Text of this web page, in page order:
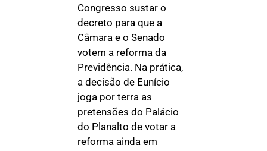
Congresso sustar o
decreto para que a
Câmara e o Senado
votem a reforma da
Previdência. Na prática,
a decisão de Eunício
joga por terra as
pretensões do Palácio
do Planalto de votar a
reforma ainda em